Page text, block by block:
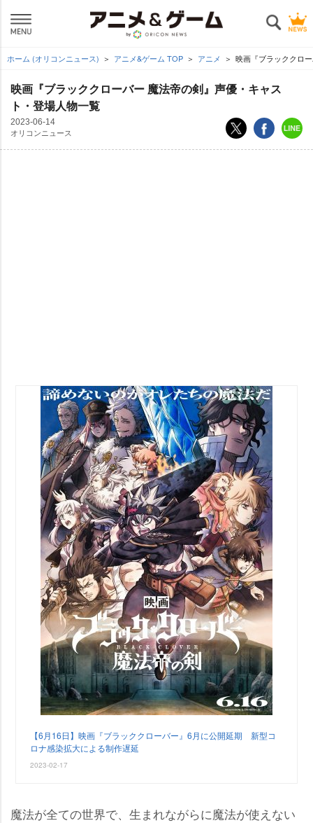
ホーム (オリコンニュース) アニメ&ゲーム TOP アニメ 映画『ブラッククロ
映画『ブラッククローバー 魔法帝の剣』声優・キャス
ト・登場人物一覧
2023-06-14
オリコンニュース
【6月16日】映画『ブラッククローバー』6月に公開延期 新型コ
ロナ感染拡大による制作遅延
2023-02-17
魔法が全ての世界で、生まれながらに魔法が使えない